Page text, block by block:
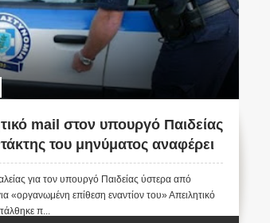
mail στον υπουργό Παιδείας
του μηνύματος αναφέρει
επίθεση κατά του
αν καταργήσει την προσευχή
εθνικό ύμνο από τα σχολεία...
για τον υπουργό Παιδείας ύστερα από
«οργανωμένη επίθεση εναντίον του» Απειλητικό
π...